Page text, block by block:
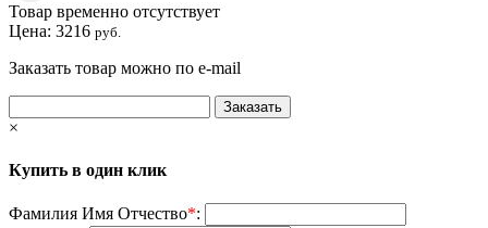
Товар временно отсутствует
Цена: 3216 руб.
Заказать товар можно по e-mail
×
Купить в один клик
Фамилия Имя Отчество*: